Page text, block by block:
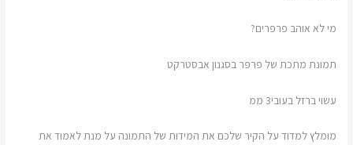
מי לא אוהב פרפרים?
תמונת מתכת של פרפר בסגנון אבסטרקט
עשוי ברזל בעובי3 ממ
מומלץ למדוד על הקיר שלכם את המידות של התמונה על מנת לאמוד את